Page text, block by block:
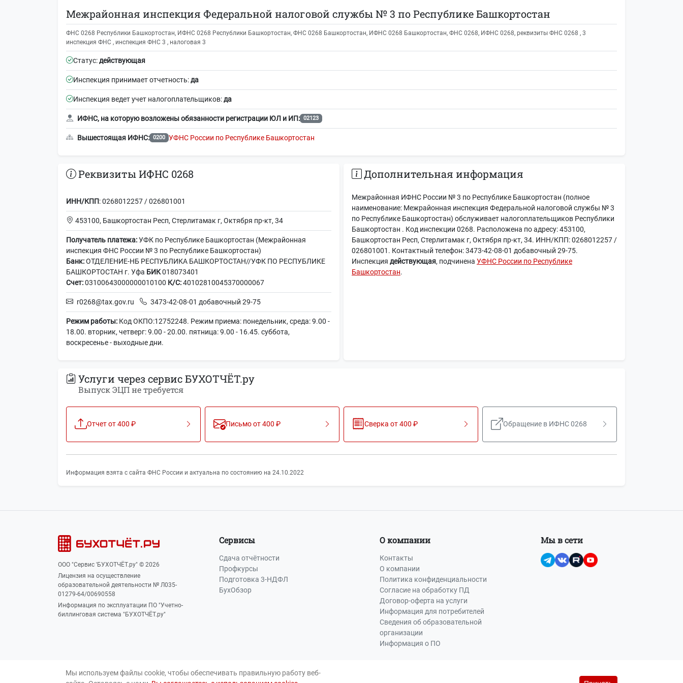
Межрайонная инспекция Федеральной налоговой службы № 3 по Республике Башкортостан
ФНС 0268 Республики Башкортостан, ИФНС 0268 Республики Башкортостан, ФНС 0268 Башкортостан, ИФНС 0268 Башкортостан, ФНС 0268, ИФНС 0268, реквизиты ФНС 0268 , 3
инспекция ФНС , инспекция ФНС 3 , налоговая 3
Статус:действующая
Инспекция принимает отчетность:да
Инспекция ведет учет налогоплательщиков:да
ИФНС, на которую возложены обязанности регистрации ЮЛ и ИП: 02123
Вышестоящая ИФНС: 0200 УФНС России по Республике Башкортостан
Реквизиты ИФНС 0268
ИНН/КПП: 0268012257 / 026801001
453100, Башкортостан Респ, Стерлитамак г, Октября пр-кт, 34
Получатель платежа:УФК по Республике Башкортостан (Межрайонная
инспекция ФНС России № 3 по Республике Башкортостан)
Банк:ОТДЕЛЕНИЕ-НБ РЕСПУБЛИКА БАШКОРТОСТАН//УФК ПО РЕСПУБЛИКЕ
БАШКОРТОСТАН г. Уфа БИК018073401
Счет:03100643000000010100 К/С:40102810045370000067
r0268@tax.gov.ru 3473-42-08-01 добавочный 29-75
Режим работы: Код ОКПО:12752248. Режим приема: понедельник, среда: 9.00 -
18.00. вторник, четверг: 9.00 - 20.00. пятница: 9.00 - 16.45. суббота,
воскресенье - выходные дни.
Дополнительная информация
Межрайонная ИФНС России № 3 по Республике Башкортостан (полное
наименование: Межрайонная инспекция Федеральной налоговой службы № 3
по Республике Башкортостан) обслуживает налогоплательщиков Республики
Башкортостан . Код инспекции 0268. Расположена по адресу: 453100,
Башкортостан Респ, Стерлитамак г, Октября пр-кт, 34. ИНН/КПП: 0268012257 /
026801001. Контактный телефон: 3473-42-08-01 добавочный 29-75.
Инспекция действующая, подчинена УФНС России по Республике
Башкортостан.
Услуги через сервис БУХОТЧЁТ.ру
Выпуск ЭЦП не требуется
Отчет от 400 ₽ Письмо от 400 ₽ Сверка от 400 ₽ Обращение в ИФНС 0268
Информация взята с сайта ФНС России и актуальна по состоянию на 24.10.2022
ООО "Сервис 'БУХОТЧЁТ.ру" © 2026
Лицензия на осуществление
образовательной деятельности № Л035-
01279-64/00690558
Информация по эксплуатации ПО "Учетно-
биллинговая система "БУХОТЧЁТ.ру"
Сервисы
Сдача отчётности
Профкурсы
Подготовка 3-НДФЛ
БухОбзор
О компании
Контакты
О компании
Политика конфиденциальности
Согласие на обработку ПД
Договор-оферта на услуги
Информация для потребителей
Сведения об образовательной
организации
Информация о ПО
Мы в сети
Мы используем файлы cookie, чтобы обеспечивать правильную работу веб-